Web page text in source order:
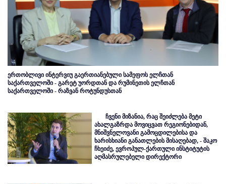
ერთობლივი ინტერვიუ გაერთიანებული სამეფოს ელჩთან
საქართველოში - გარეტ უორდთან და რუმინეთის ელჩთან
საქართველოში - რაზვან როტუნდუსთან
ჩვენი მიზანია, რაც შეიძლება მეტი
ახალგაზრდა მოვიცვათ რეგიონებიდან,
მნიშვნელოვანი გამოცდილებისა და
ხარისხიანი განათლების მისაღებად, - შაკო
ჩხეიძე, ევროპულ-ქართული ინსტიტუტის
აღმასრულებელი დირექტორი